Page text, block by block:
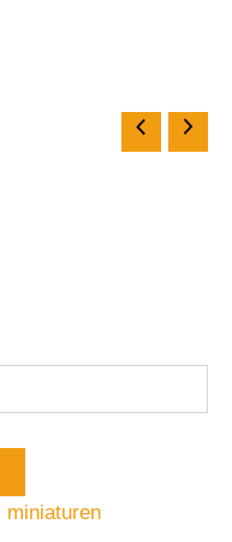
miniaturen